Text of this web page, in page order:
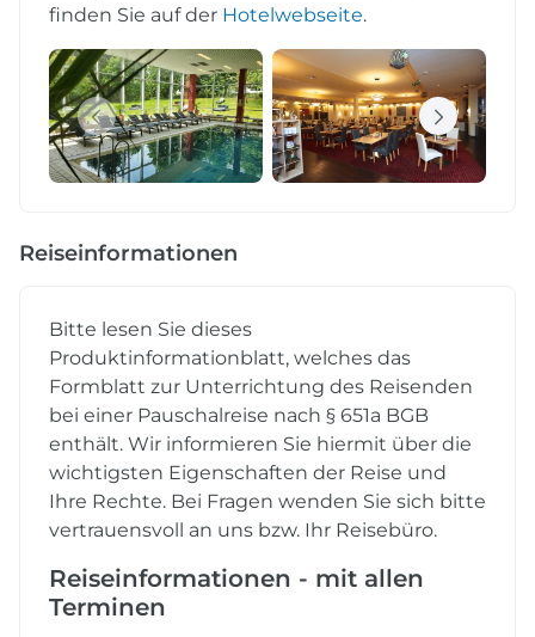
finden Sie auf der Hotelwebseite.
Reiseinformationen
Bitte lesen Sie dieses
Produktinformationblatt, welches das
Formblatt zur Unterrichtung des Reisenden
bei einer Pauschalreise nach § 651a BGB
enthält. Wir informieren Sie hiermit über die
wichtigsten Eigenschaften der Reise und
Ihre Rechte. Bei Fragen wenden Sie sich bitte
vertrauensvoll an uns bzw. Ihr Reisebüro.
Reiseinformationen - mit allen
Terminen